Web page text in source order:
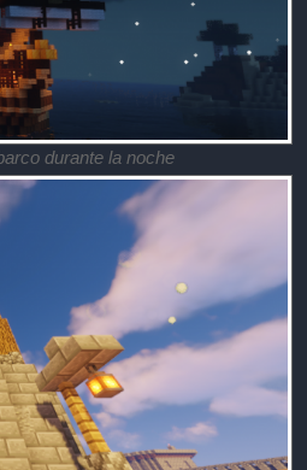
durante la noche